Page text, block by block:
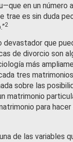
en un número
trae es sin duda
2
devastador que
de divorcio son
más
tres
sobre las
matrimonio
para
de las variables